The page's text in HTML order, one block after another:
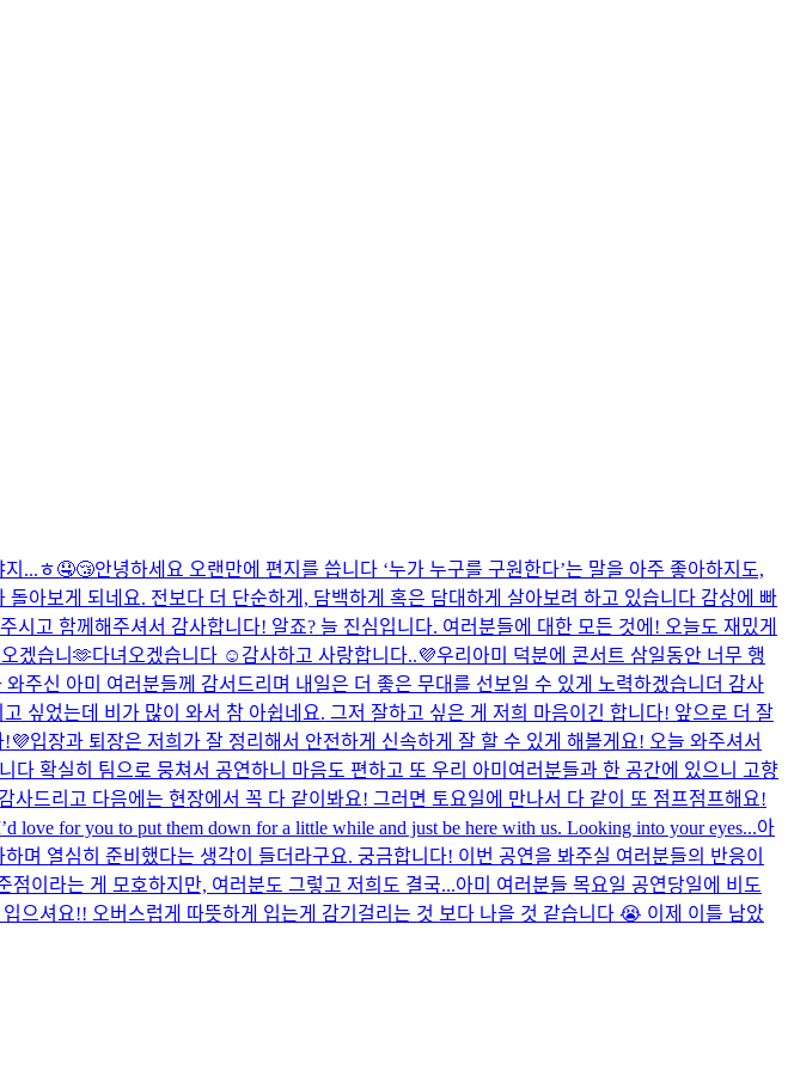
지...ㅎ🤤😴안녕하세요 오랜만에 편지를 씁니다 ‘누가 누구를 구원한다’는 말을 아주 좋아하지도,
아보게 되네요. 전보다 더 단순하게, 담백하게 혹은 담대하게 살아보려 하고 있습니다 감상에 빠
시고 함께해주셔서 감사합니다! 알죠? 늘 진심입니다. 여러분들에 대한 모든 것에! 오늘도 재밌게
겠습니🫶다녀오겠습니다 ☺️ 감사하고 사랑합니다..💜우리아미 덕분에 콘서트 삼일동안 너무 행
주신 아미 여러분들께 감서드리며 내일은 더 좋은 무대를 선보일 수 있게 노력하겠습니더 감사
싶었는데 비가 많이 와서 참 아쉽네요. 그저 잘하고 싶은 게 저희 마음이긴 합니다! 앞으로 더 잘
!💜입장과 퇴장은 저희가 잘 정리해서 안전하게 신속하게 잘 할 수 있게 해볼게요! 오늘 와주셔서
다 확실히 팀으로 뭉쳐서 공연하니 마음도 편하고 또 우리 아미여러분들과 한 공간에 있으니 고향
드리고 다음에는 현장에서 꼭 다 같이봐요! 그러면 토요일에 만나서 다 같이 또 점프점프해요!
love for you to put them down for a little while and just be here with us. Looking into your eyes...아
열심히 준비했다는 생각이 들더라구요. 궁금합니다! 이번 공연을 봐주실 여러분들의 반응이
이라는 게 모호하지만, 여러분도 그렇고 저희도 결국...아미 여러분들 목요일 공연당일에 비도
으셔요!! 오버스럽게 따뜻하게 입는게 감기걸리는 것 보다 나을 것 같습니다 😭 이제 이틀 남았